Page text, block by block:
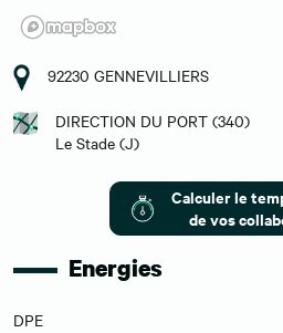
92230 GENNEVILLIERS
DIRECTION DU PORT (340)
Le Stade (J)
Calculer le
de vos
Energies
DPE